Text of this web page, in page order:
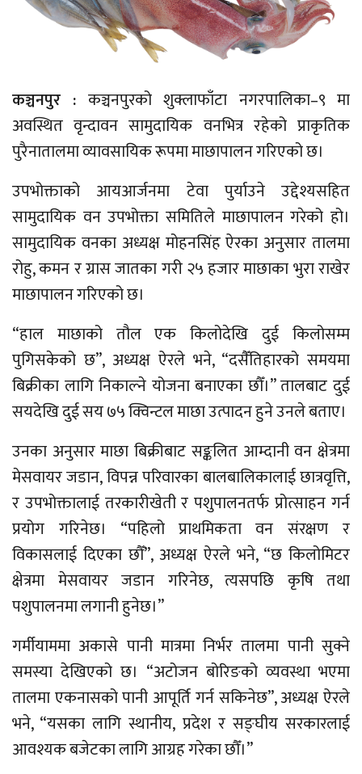
कञ्चनपुर : कञ्चनपुरको शुक्लाफाँटा नगरपालिका–९ मा
अवस्थित वृन्दावन सामुदायिक वनभित्र रहेको प्राकृतिक
पुरैनातालमा व्यावसायिक रूपमा माछापालन गरिएको छ।
उपभोक्ताको आयआर्जनमा टेवा पुर्याउने उद्देश्यसहित
सामुदायिक वन उपभोक्ता समितिले माछापालन गरेको हो।
सामुदायिक वनका अध्यक्ष मोहनसिंह ऐरका अनुसार तालमा
रोहु, कमन र ग्रास जातका गरी २५ हजार माछाका भुरा राखेर
माछापालन गरिएको छ।
“हाल माछाको तौल एक किलोदेखि दुई किलोसम्म
पुगिसकेको छ”, अध्यक्ष ऐरले भने, “दसैँतिहारको समयमा
बिक्रीका लागि निकाल्ने योजना बनाएका छौँ।” तालबाट दुई
सयदेखि दुई सय ७५ क्विन्टल माछा उत्पादन हुने उनले बताए।
उनका अनुसार माछा बिक्रीबाट सङ्कलित आम्दानी वन क्षेत्रमा
मेसवायर जडान, विपन्न परिवारका बालबालिकालाई छात्रवृत्ति,
र उपभोक्तालाई तरकारीखेती र पशुपालनतर्फ प्रोत्साहन गर्न
प्रयोग गरिनेछ। “पहिलो प्राथमिकता वन संरक्षण र
विकासलाई दिएका छौँ”, अध्यक्ष ऐरले भने, “छ किलोमिटर
क्षेत्रमा मेसवायर जडान गरिनेछ, त्यसपछि कृषि तथा
पशुपालनमा लगानी हुनेछ।”
गर्मीयाममा अकासे पानी मात्रमा निर्भर तालमा पानी सुक्ने
समस्या देखिएको छ। “अटोजन बोरिङको व्यवस्था भएमा
तालमा एकनासको पानी आपूर्ति गर्न सकिनेछ”, अध्यक्ष ऐरले
भने, “यसका लागि स्थानीय, प्रदेश र सङ्घीय सरकारलाई
आवश्यक बजेटका लागि आग्रह गरेका छौँ।”